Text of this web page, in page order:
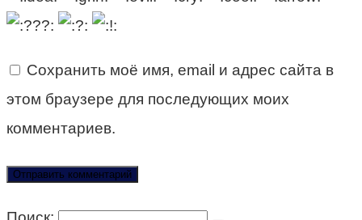
Сохранить моё имя, email и адрес сайта в
этом браузере для последующих моих
комментариев.